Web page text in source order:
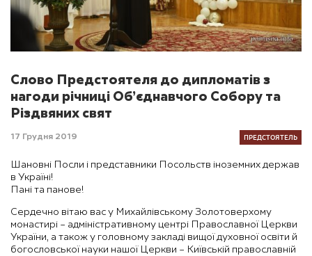
Слово Предстоятеля до дипломатів з
нагоди річниці Об’єднавчого Собору та
Різдвяних свят
17 Грудня 2019 ПРЕДСТОЯТЕЛЬ
Шановні Посли і представники Посольств іноземних держав
в Україні!
Пані та панове!
Сердечно вітаю вас у Михайлівському Золотоверхому
монастирі – адміністративному центрі Православної Церкви
України, а також у головному закладі вищої духовної освіти й
богословської науки нашої Церкви – Київській православній